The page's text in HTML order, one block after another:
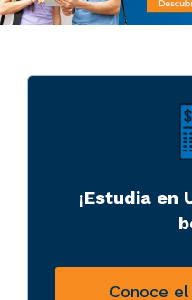
¡Estudia en
Conoce